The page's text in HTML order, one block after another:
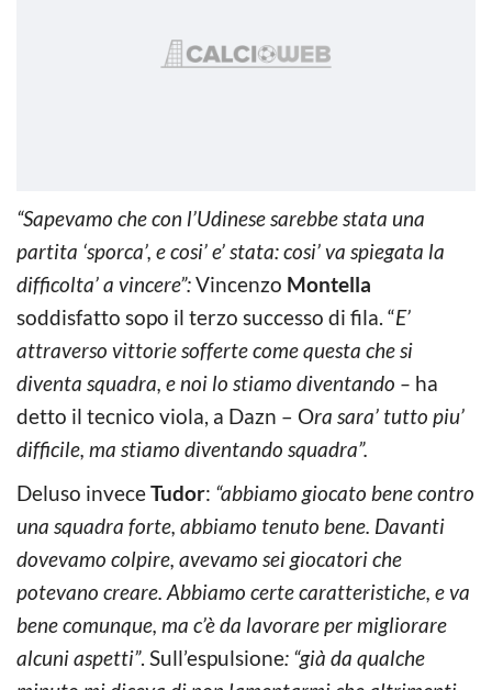
“Sapevamo che con l’Udinese sarebbe stata una
partita ‘sporca’, e cosi’ e’ stata: cosi’ va spiegata la
difficolta’ a vincere”:Vincenzo Montella
soddisfatto sopo il terzo successo di fila. “E’
attraverso vittorie sofferte come questa che si
diventa squadra, e noi lo stiamo diventando – ha
detto il tecnico viola, a Dazn – Ora sara’ tutto piu’
difficile, ma stiamo diventando squadra”.
Deluso inveceTudor: “abbiamo giocato bene contro
una squadra forte, abbiamo tenuto bene. Davanti
dovevamo colpire, avevamo sei giocatori che
potevano creare. Abbiamo certe caratteristiche, e va
bene comunque, ma c’è da lavorare per migliorare
alcuni aspetti”. Sull’espulsione: “già da qualche